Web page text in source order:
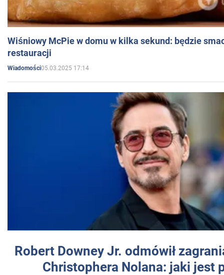
Wiśniowy McPie w domu w kilka sekund: będzie
restauracji
Wiadomości05.03.2025 17:14
Robert Downey Jr. odmówił
Christophera Nolana: jaki jest